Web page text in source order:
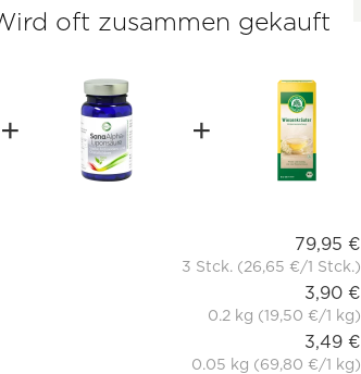
oft zusammen gekauft
79,95 €
3 Stck. (26,65 €/1 Stck.)
3,90 €
0.2 kg (19,50 €/1 kg)
3,49 €
0.05 kg (69,80 €/1 kg)